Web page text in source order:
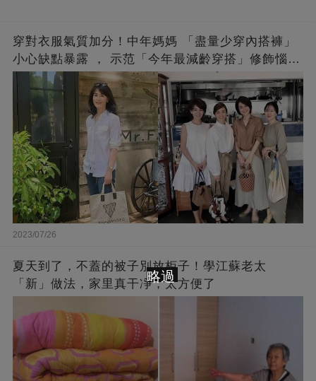
穿對衣服氣質加分！中年媽媽 「盡量少穿內搭褲」
小心缺點暴露 ， 示范「今年最減齡穿搭」修飾惱人
下半身
2023/07/26
夏天到了，不蓋的被子別放柜子！學江蘇老太
「新」做法，家里真干凈，太方便了
略過